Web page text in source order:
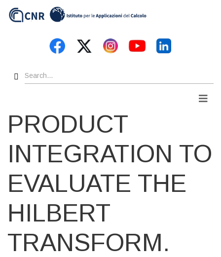
Search
PRODUCT
INTEGRATION TO
EVALUATE THE
HILBERT
TRANSFORM.